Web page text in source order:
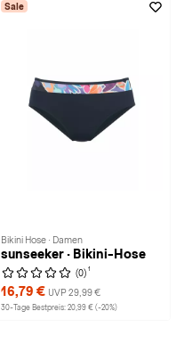
Sale
Bikini Hose · Damen
sunseeker · Bikini-Hose
(0) 1
16,79 € UVP 29,99 €
30-Tage Bestpreis: 20,99 € (-20%)